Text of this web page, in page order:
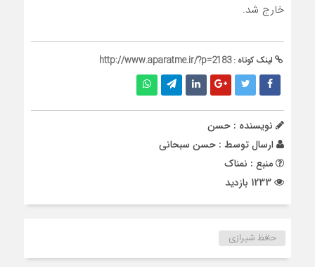
خارج شد.
لینک کوتاه :http://www.aparatme.ir/?p=2183
نویسنده : حسن
ارسال توسط : حسن سبحانی
منبع : نمناک
حافظ شیرازی